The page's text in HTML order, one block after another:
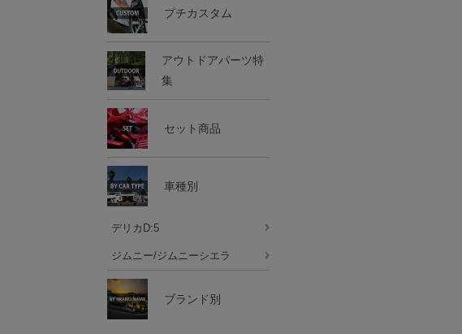
プチカスタム
アウトドアパーツ特
集
セット商品
車種別
デリカD:5
ジムニー/ジムニーシエラ
ブランド別